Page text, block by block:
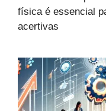
física é essencial
acertivas